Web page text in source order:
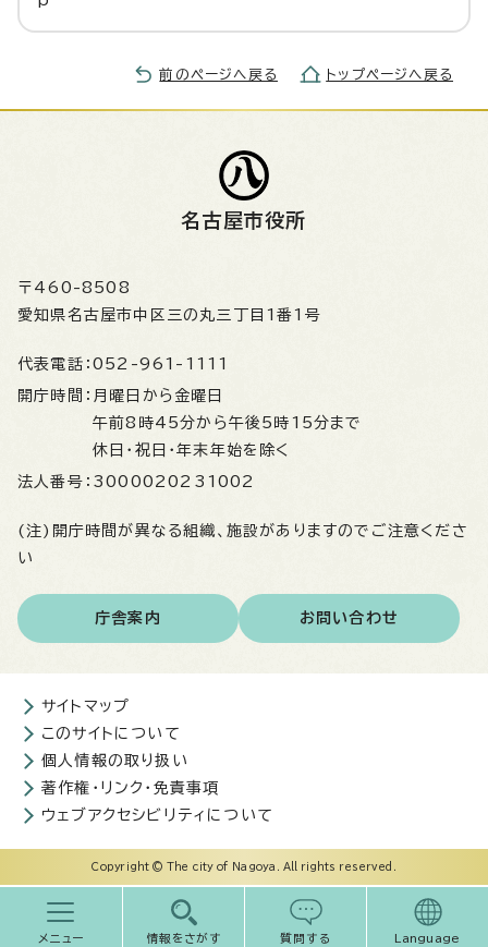
前のページへ戻る トップページへ戻る
メニュー 情報をさがす 質問する Language
名古屋市役所
〒460-8508
愛知県名古屋市中区三の丸三丁目1番1号
代表電話： 052-961-1111
開庁時間： 月曜日から金曜日
午前8時45分から午後5時15分まで
休日・祝日・年末年始を除く
法人番号： 3000020231002
(注)開庁時間が異なる組織、施設がありますのでご注意くださ
い
庁舎案内 お問い合わせ
サイトマップ
このサイトについて
個人情報の取り扱い
著作権・リンク・免責事項
ウェブアクセシビリティについて
Copyright © The city of Nagoya. All rights reserved.